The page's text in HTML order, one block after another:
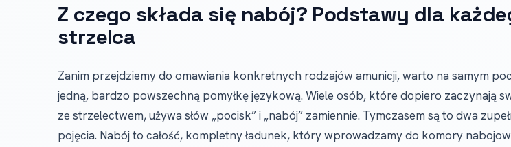
Z czego składa się nabój? Podstawy dla
strzelca
Zanim przejdziemy do omawiania konkretnych rodzajów amunicji, warto na samym
jedną, bardzo powszechną pomyłkę językową. Wiele osób, które dopiero zaczynają
ze strzelectwem, używa słów „pocisk” i „nabój” zamiennie. Tymczasem są to dwa
pojęcia. Nabój to całość, kompletny ładunek, który wprowadzamy do komory